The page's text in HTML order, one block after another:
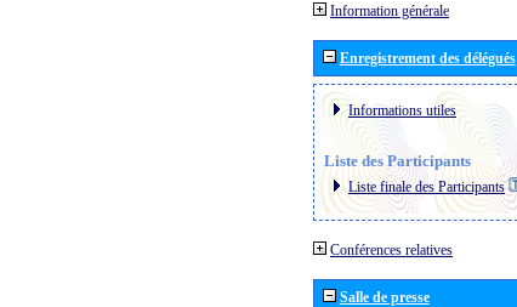
Information générale
Enregistrement des délégués
Informations utiles
Liste des Participants
Liste finale des Participants
Conférences relatives
Salle de presse